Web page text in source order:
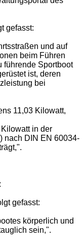
gefasst:
und auf
beim Führen
führende Sportboot
ist, deren
bei
11,03 Kilowatt,
in der
nach DIN EN 60034-
gefasst:
körperlich und
sein,".